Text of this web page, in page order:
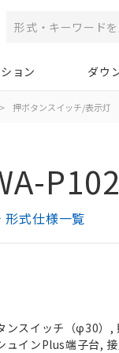
ョン ダウ
> 押ボタンスイッチ/表示灯
式仕様一覧
ンスイッチ（φ30）,
ュインPlus端子台,